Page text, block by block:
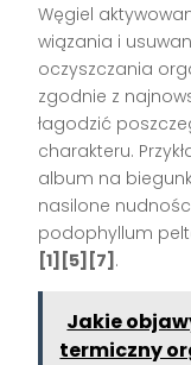
Węgiel
wiązania i
oczyszczania
zgodnie z
łagodzić
charakteru.
album na
nasilone
podophyllum
[1][5][7] .
Jakie
termiczny